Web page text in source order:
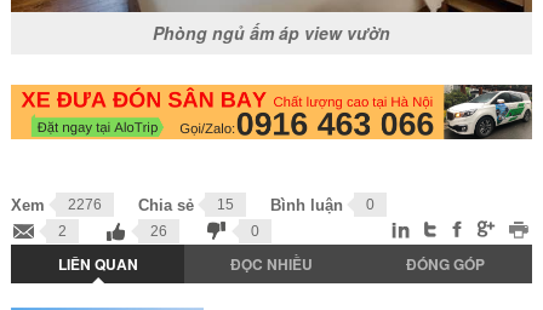
Phòng ngủ ấm áp view vườn
Xem 2276 Chia sẻ 15 Bình luận
0
2
26 0
LIÊN QUAN ĐỌC NHIỀU ĐÓNG GÓP